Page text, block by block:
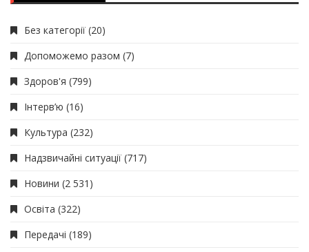
Без категорії (20)
Допоможемо разом (7)
Здоров'я (799)
Інтерв’ю (16)
Культура (232)
Надзвичайні ситуації (717)
Новини (2 531)
Освіта (322)
Передачі (189)